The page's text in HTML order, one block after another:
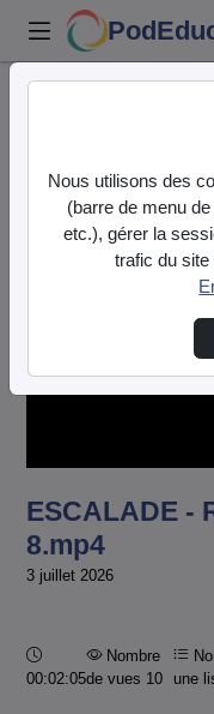
ESCALADE -
ESCALADE -
8.mp4
3 juillet 2026
Durée :
00:02:05
Nombre
de vues 10
une
Nous utilisons des
(barre de menu
etc.), gérer la
trafic du